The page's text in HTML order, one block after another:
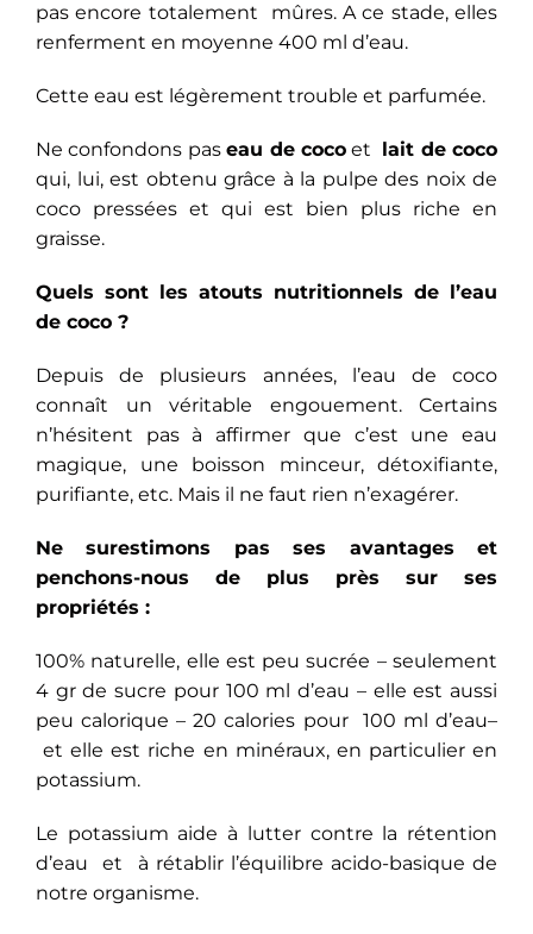
pas encore totalement mûres. A ce stade, elles
renferment en moyenne 400 ml d’eau.
Cette eau est légèrement trouble et parfumée.
Ne confondons paseau de coco et lait de coco
qui, lui, est obtenu grâce à la pulpe des noix de
coco pressées et qui est bien plus riche en
graisse.
Quels sont les atouts nutritionnels de l’eau
de coco ?
Depuis de plusieurs années, l’eau de coco
connaît un véritable engouement. Certains
n’hésitent pas à affirmer que c’est une eau
magique, une boisson minceur, détoxifiante,
purifiante, etc. Mais il ne faut rien n’exagérer.
Ne surestimons pas ses avantages et
penchons-nous de plus près sur ses
propriétés :
100% naturelle, elle est peu sucrée – seulement
4 gr de sucre pour 100 ml d’eau – elle est aussi
peu calorique – 20 calories pour 100 ml d’eau–
et elle est riche en minéraux, en particulier en
potassium.
Le potassium aide à lutter contre la rétention
d’eau et à rétablir l’équilibre acido-basique de
notre organisme.